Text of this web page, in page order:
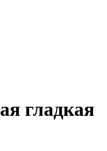
гладкая